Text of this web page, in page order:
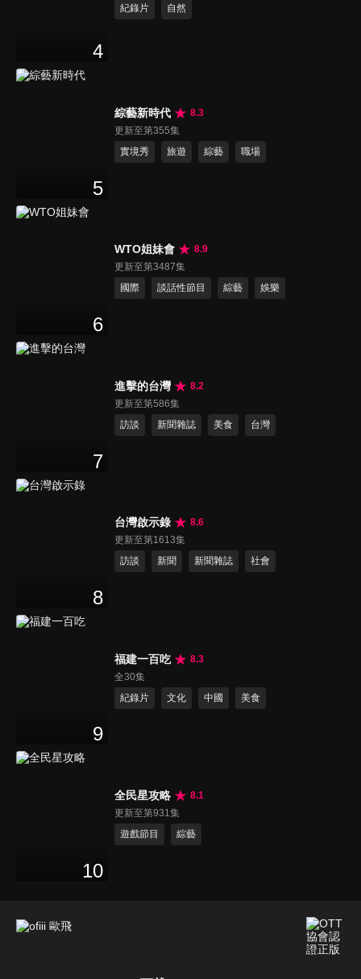
4
紀錄片 自然
5
綜藝新時代
8.3
更新至第355集
實境秀
旅遊 綜藝 職場
6
WTO姐妹會
8.9
更新至第3487集
國際
談話性節目 綜藝 娛樂
7
進擊的台灣
8.2
更新至第586集
訪談
新聞雜誌 美食 台灣
8
台灣啟示錄
8.6
更新至第1613集
訪談
新聞 新聞雜誌 社會
9
福建一百吃
8.3
全30集
紀錄片
文化 中國 美食
10
全民星攻略
8.1
更新至第931集
遊戲節目
綜藝